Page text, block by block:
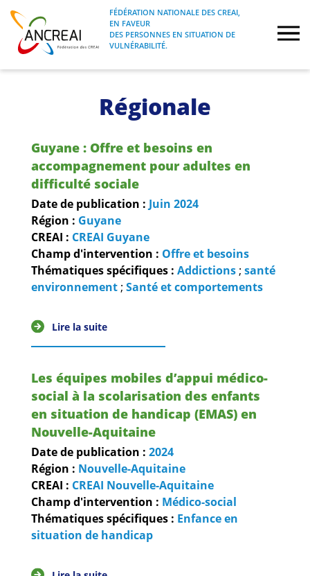
Skip
content
ANCREAI
FÉDÉRATION NATIONALE DES CREAI, EN
FAVEUR DES PERSONNES EN SITUATION
FÉDÉRATION NATIONALE DES CREAI,
EN FAVEUR
DES PERSONNES EN SITUATION DE
VULNÉRABILITÉ.
Journées nationales
Formations
Projets Fédéraux
Espace emploi
Guides et outils
ARSENE
Régionale
Guyane : Offre et besoins en
accompagnement pour adultes en
difficulté sociale
Date de publication : Juin 2024
Région : Guyane
CREAI : CREAI Guyane
Champ d'intervention : Offre et besoins
Thématiques spécifiques : Addictions ; santé
environnement ; Santé et comportements
Lire la suite
Les équipes mobiles d’appui médico-
social à la scolarisation des enfants
en situation de handicap (EMAS) en
Nouvelle-Aquitaine
Date de publication : 2024
Région : Nouvelle-Aquitaine
CREAI : CREAI Nouvelle-Aquitaine
Champ d'intervention : Médico-social
Thématiques spécifiques : Enfance en
situation de handicap